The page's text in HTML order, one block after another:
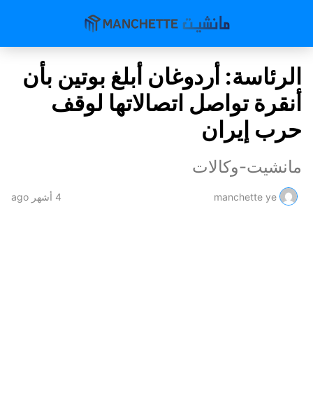
الرئاسة: أردوغان أبلغ بوتين بأن
أنقرة تواصل اتصالاتها لوقف
حرب إيران
مانشيت-وكالات
manchette ye 4 أشهر ago